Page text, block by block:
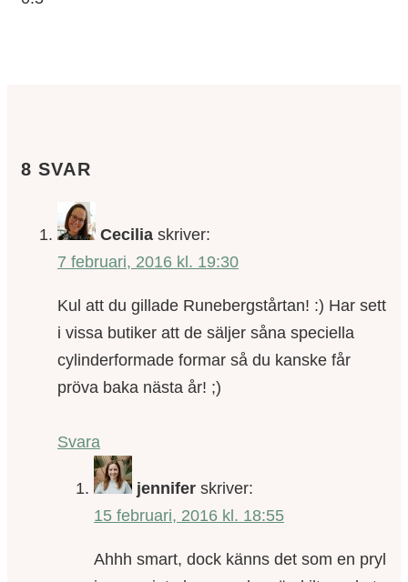
8 SVAR
Cecilia skriver:
7 februari, 2016 kl. 19:30
Kul att du gillade Runebergstårtan! :) Har sett
i vissa butiker att de säljer såna speciella
cylinderformade formar så du kanske får
pröva baka nästa år! ;)
Svara
jennifer skriver:
15 februari, 2016 kl. 18:55
Ahhh smart, dock känns det som en pryl